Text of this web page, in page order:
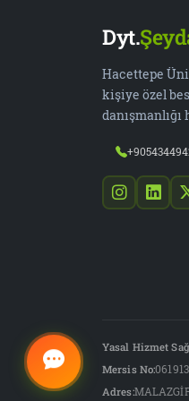
Dyt.
Hacettepe
kişiye özel
Yasal Hizmet
Mersis No:
Adres: